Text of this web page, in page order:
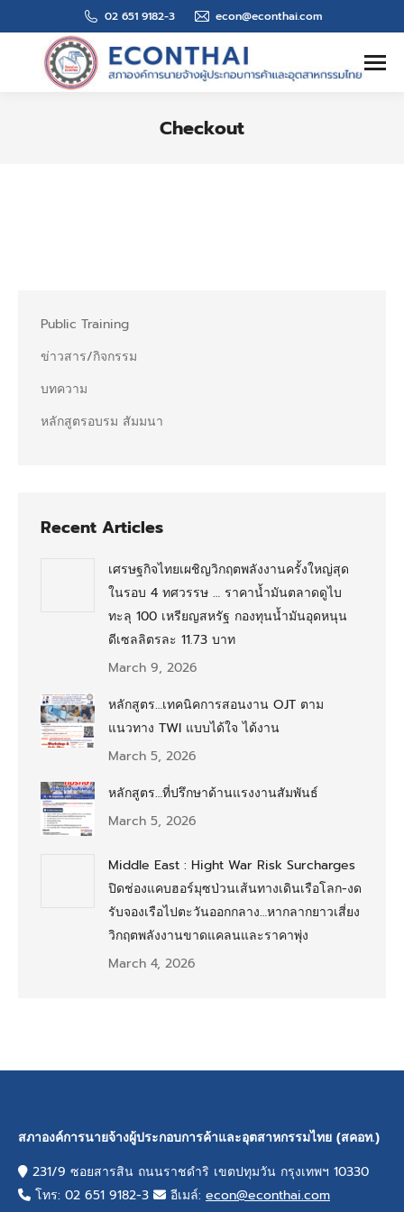
02 651 9182-3 econ@econthai.com
Search:
Checkout
Public Training
ข่าวสาร/กิจกรรม
บทความ
หลักสูตรอบรม สัมมนา
Recent Articles
เศรษฐกิจไทยเผชิญวิกฤตพลังงานครั้งใหญ่สุด
ในรอบ 4 ทศวรรษ … ราคาน้ำมันตลาดดูไบ
ทะลุ 100 เหรียญสหรัฐ กองทุนน้ำมันอุดหนุน
ดีเซลลิตรละ 11.73 บาท
March 9, 2026
หลักสูตร…เทคนิคการสอนงาน OJT ตาม
แนวทาง TWI แบบได้ใจ ได้งาน
March 5, 2026
หลักสูตร…ที่ปรึกษาด้านแรงงานสัมพันธ์
March 5, 2026
Middle East : Hight War Risk Surcharges
ปิดช่องแคบฮอร์มุซป่วนเส้นทางเดินเรือโลก-งด
รับจองเรือไปตะวันออกกลาง…หากลากยาวเสี่ยง
วิกฤตพลังงานขาดแคลนและราคาพุ่ง
March 4, 2026
สภาองค์การนายจ้างผู้ประกอบการค้าและอุตสาหกรรมไทย (สคอท.)
231/9 ซอยสารสิน ถนนราชดำริ เขตปทุมวัน กรุงเทพฯ 10330
โทร: 02 651 9182-3
อีเมล์: econ@econthai.com